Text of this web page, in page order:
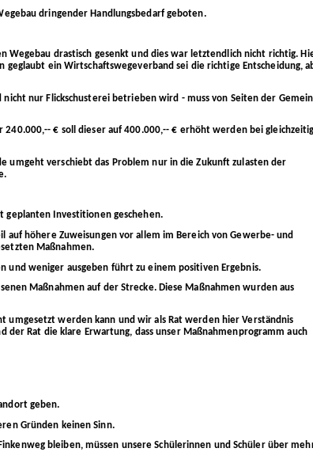
dringender Handlungsbedarf geboten.
Wegebau drastisch gesenkt und dies war letztendlich nicht richtig.
geglaubt ein Wirtschaftswegeverband sei die richtige Entscheidung,
nur Flickschusterei betrieben wird - muss von Seiten der
€ soll dieser auf 400.000,-- € erhöht werden bei
verschiebt das Problem nur in die Zukunft zulasten der
geplanten Investitionen geschehen.
auf höhere Zuweisungen vor allem im Bereich von Gewerbe- und
Maßnahmen.
und weniger ausgeben führt zu einem positiven Ergebnis.
Maßnahmen auf der Strecke. Diese Maßnahmen wurden aus
umgesetzt werden kann und wir als Rat werden hier Verständnis
Rat die klare Erwartung, dass unser Maßnahmenprogramm auch
geben.
Gründen keinen Sinn.
bleiben, müssen unsere Schülerinnen und Schüler über